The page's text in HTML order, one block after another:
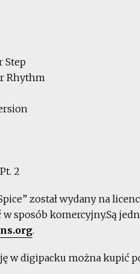
Step
Rhythm
2
został wydany na
sposób komercyjny.Są
.
w digipacku można kupić